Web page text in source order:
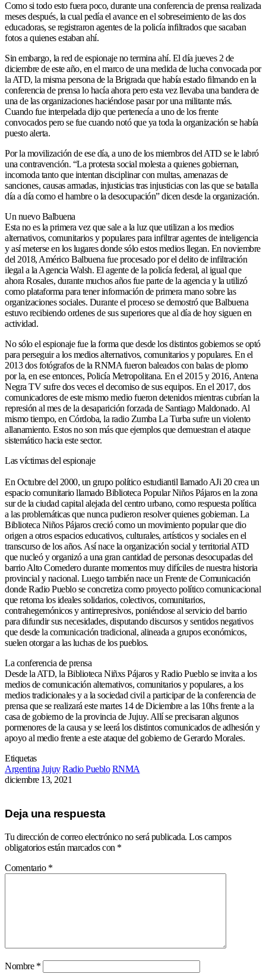
Como si todo esto fuera poco, durante una conferencia de prensa realizada
meses después, la cual pedía el avance en el sobreseimiento de las dos
educadoras, se registraron agentes de la policía infiltrados que sacaban
fotos a quienes estaban ahí.
Sin embargo, la red de espionaje no termina ahí. El día jueves 2 de
diciembre de este año, en el marco de una medida de lucha convocada por
la ATD, la misma persona de la Brigrada que había estado filmando en la
conferencia de prensa lo hacía ahora pero esta vez llevaba una bandera de
una de las organizaciones haciéndose pasar por una militante más.
Cuando fue interpelada dijo que pertenecía a uno de los frente
convocados pero se fue cuando notó que ya toda la organización se había
puesto alerta.
Por la movilización de ese día, a uno de los miembros del ATD se le labró
una contravención. “La protesta social molesta a quienes gobiernan,
incomoda tanto que intentan disciplinar con multas, amenazas de
sanciones, causas armadas, injusticias tras injusticias con las que se batalla
día a día como el hambre o la desocupación” dicen desde la organización.
Un nuevo Balbuena
Esta no es la primera vez que sale a la luz que utilizan a los medios
alternativos, comunitarios y populares para infiltrar agentes de inteligencia
y así meterse en los lugares donde sólo estos medios llegan. En noviembre
del 2018, Américo Balbuena fue procesado por el delito de infiltración
ilegal a la Agencia Walsh. El agente de la policía federal, al igual que
ahora Rosales, durante muchos años fue parte de la agencia y la utilizó
como plataforma para tener información de primera mano sobre las
organizaciones sociales. Durante el proceso se demostró que Balbuena
estuvo recibiendo ordenes de sus superiores que al día de hoy siguen en
actividad.
No sólo el espionaje fue la forma que desde los distintos gobiernos se optó
para perseguir a los medios alternativos, comunitarios y populares. En el
2013 dos fotógrafos de la RNMA fueron baleados con balas de plomo
por la, en ese entonces, Policía Metropolitana. En el 2015 y 2016, Antena
Negra TV sufre dos veces el decomiso de sus equipos. En el 2017, dos
comunicadores de este mismo medio fueron detenidos mientras cubrían la
represión al mes de la desaparición forzada de Santiago Maldonado. Al
mismo tiempo, en Córdoba, la radio Zumba La Turba sufre un violento
allanamiento. Estos no son más que ejemplos que demuestran el ataque
sistemático hacia este sector.
Las víctimas del espionaje
En Octubre del 2000, un grupo político estudiantil llamado AJi 20 crea un
espacio comunitario llamado Biblioteca Popular Niños Pájaros en la zona
sur de la ciudad capital alejada del centro urbano, como respuesta política
a las problemáticas que nunca pudieron resolver quienes gobiernan. La
Biblioteca Niños Pájaros creció como un movimiento popular que dio
origen a otros espacios educativos, culturales, artísticos y sociales en el
transcurso de los años. Así nace la organización social y territorial ATD
que nucleó y organizó a una gran cantidad de personas desocupadas del
barrio Alto Comedero durante momentos muy difíciles de nuestra historia
provincial y nacional. Luego también nace un Frente de Comunicación
donde Radio Pueblo se concretiza como proyecto político comunicacional
que retoma los ideales solidarios, colectivos, comunitarios,
contrahegemónicos y antirrepresivos, poniéndose al servicio del barrio
para difundir sus necesidades, disputando discursos y sentidos negativos
que desde la comunicación tradicional, alineada a grupos económicos,
suelen otorgar a las luchas de los pueblos.
La conferencia de prensa
Desde la ATD, la Biblioteca Niñxs Pájaros y Radio Pueblo se invita a los
medios de comunicación alternativos, comunitarios y populares, a los
medios tradicionales y a la sociedad civil a participar de la conferencia de
prensa que se realizará este martes 14 de Diciembre a las 10hs frente a la
casa de gobierno de la provincia de Jujuy. Allí se precisaran algunos
pormenores de la causa y se leerá los distintos comunicados de adhesión y
apoyo al medio frente a este ataque del gobierno de Gerardo Morales.
Etiquetas
Argentina Jujuy Radio Pueblo RNMA
diciembre 13, 2021
Deja una respuesta
Tu dirección de correo electrónico no será publicada. Los campos
obligatorios están marcados con *
Comentario *
Nombre *